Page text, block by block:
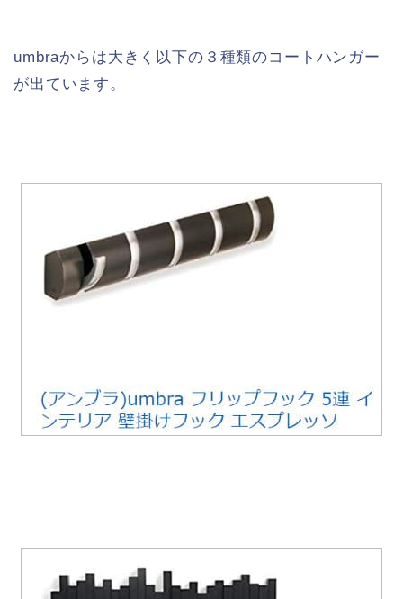
umbraからは大きく以下の３種類のコートハンガー
が出ています。